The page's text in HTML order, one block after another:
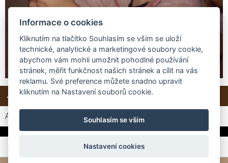
← Předchozí Další → Zpět do složky
Automatické procházení: 3 | 4| |
Informace o cookies
Kliknutím na tlačítko Souhlasím se vším se uloží
technické, analytické a marketingové soubory cookie,
abychom vám mohli umožnit pohodlné používání
stránek, měřit funkčnost našich stránek a cílit na vás
reklamu. Své preference můžete snadno upravit
kliknutím na Nastavení souborů cookie.
Souhlasím se vším
Nastavení cookies